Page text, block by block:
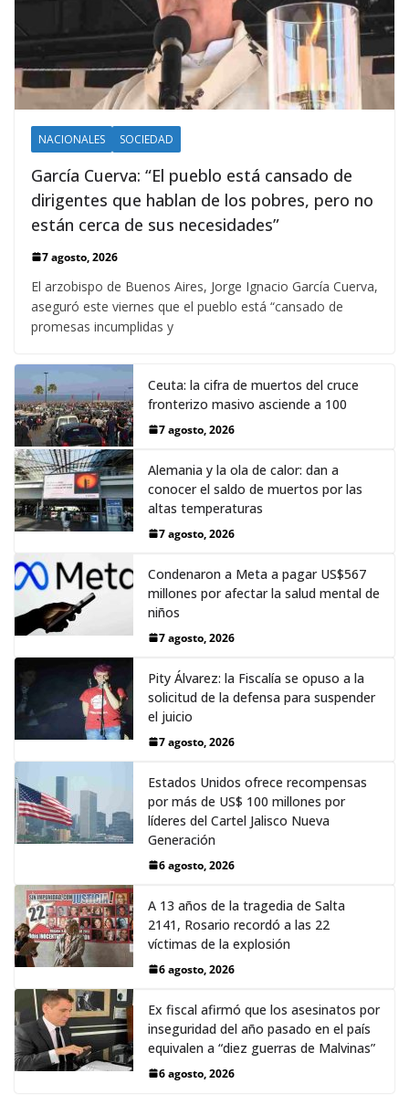
NACIONALES SOCIEDAD
García Cuerva: “El pueblo está cansado de
dirigentes que hablan de los pobres, pero no
están cerca de sus necesidades”
7 agosto, 2026
El arzobispo de Buenos Aires, Jorge Ignacio García Cuerva,
aseguró este viernes que el pueblo está “cansado de
promesas incumplidas y
Ceuta: la cifra de muertos del cruce
fronterizo masivo asciende a 100
7 agosto, 2026
Alemania y la ola de calor: dan a
conocer el saldo de muertos por las
altas temperaturas
7 agosto, 2026
Condenaron a Meta a pagar US$567
millones por afectar la salud mental de
niños
7 agosto, 2026
Pity Álvarez: la Fiscalía se opuso a la
solicitud de la defensa para suspender
el juicio
7 agosto, 2026
Estados Unidos ofrece recompensas
por más de US$ 100 millones por
líderes del Cartel Jalisco Nueva
Generación
6 agosto, 2026
A 13 años de la tragedia de Salta
2141, Rosario recordó a las 22
víctimas de la explosión
6 agosto, 2026
Ex fiscal afirmó que los asesinatos por
inseguridad del año pasado en el país
equivalen a “diez guerras de Malvinas”
6 agosto, 2026